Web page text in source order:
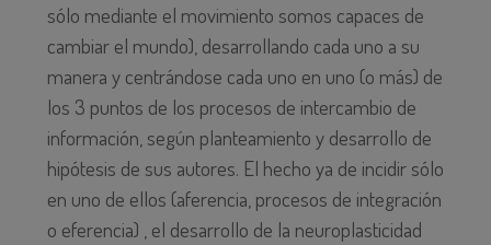
sólo mediante el movimiento somos capaces de
cambiar el mundo), desarrollando cada uno a su
manera y centrándose cada uno en uno (o más) de
los 3 puntos de los procesos de intercambio de
información, según planteamiento y desarrollo de
hipótesis de sus autores. El hecho ya de incidir sólo
en uno de ellos (aferencia, procesos de integración
o eferencia) , el desarrollo de la neuroplasticidad